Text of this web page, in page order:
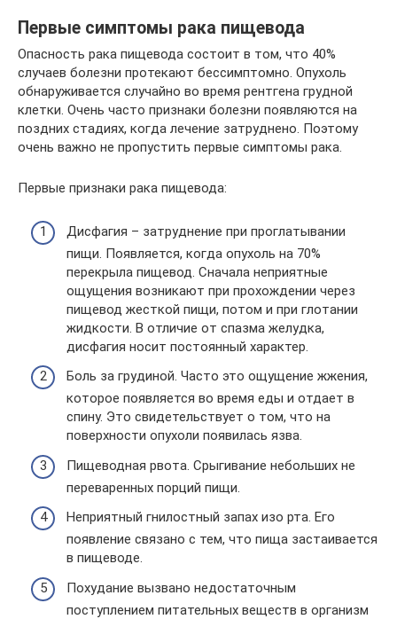
Первые симптомы рака пищевода
Опасность рака пищевода состоит в том, что 40%
случаев болезни протекают бессимптомно. Опухоль
обнаруживается случайно во время рентгена грудной
клетки. Очень часто признаки болезни появляются на
поздних стадиях, когда лечение затруднено. Поэтому
очень важно не пропустить первые симптомы рака.
Первые признаки рака пищевода:
Дисфагия – затруднение при проглатывании
пищи. Появляется, когда опухоль на 70%
перекрыла пищевод. Сначала неприятные
ощущения возникают при прохождении через
пищевод жесткой пищи, потом и при глотании
жидкости. В отличие от спазма желудка,
дисфагия носит постоянный характер.
Боль за грудиной. Часто это ощущение жжения,
которое появляется во время еды и отдает в
спину. Это свидетельствует о том, что на
поверхности опухоли появилась язва.
Пищеводная рвота. Срыгивание небольших не
переваренных порций пищи.
Неприятный гнилостный запах изо рта. Его
появление связано с тем, что пища застаивается
в пищеводе.
Похудание вызвано недостаточным
поступлением питательных веществ в организм